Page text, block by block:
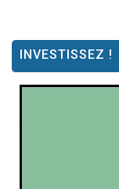
INVESTISSEZ !